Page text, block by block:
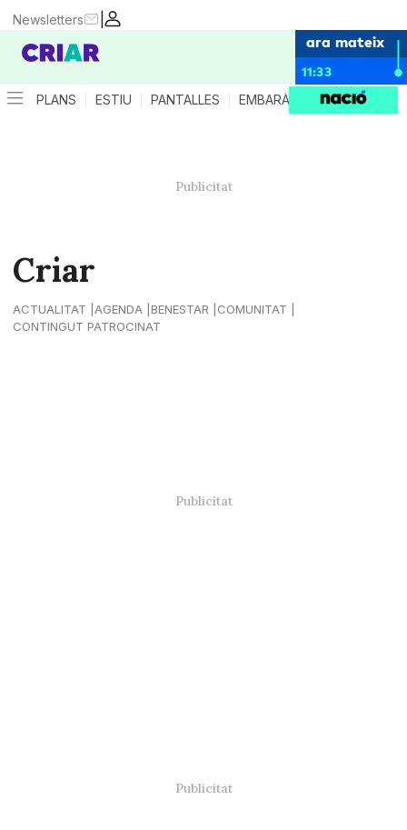
|
Newsletters
ara mateix
11:33
PLANS ESTIU PANTALLES EMBARÀS CRIANÇA
Criar
ACTUALITAT AGENDA BENESTAR
COMUNITAT
CONTINGUT PATROCINAT